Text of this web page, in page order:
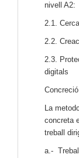
nivell A2:
2.1.
2.2.
2.3.
digitals
La
concreta
treball
a.-